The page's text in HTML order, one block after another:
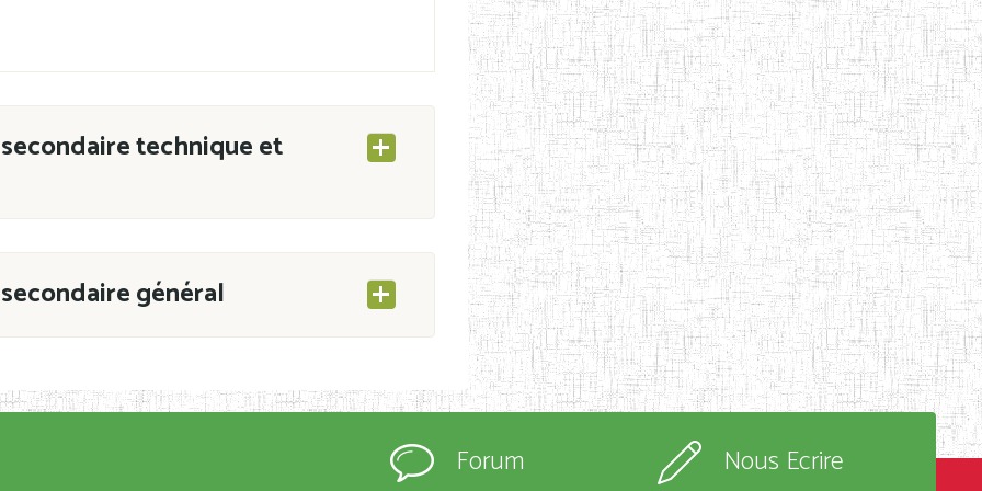
technique et
général
CAB du 21 mars 2011 portant ouverture
immatriculés et inscrits au
Forum Nous Ecrire